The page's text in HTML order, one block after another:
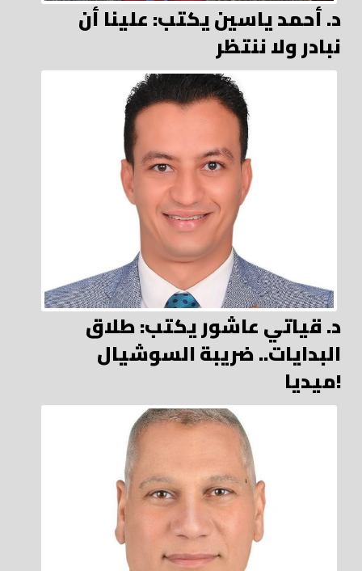
د. أحمد ياسين يكتب: علينا أن
نبادر ولا ننتظر
د. قياتي عاشور يكتب: طلاق
البدايات.. ضريبة السوشيال
ميديا!